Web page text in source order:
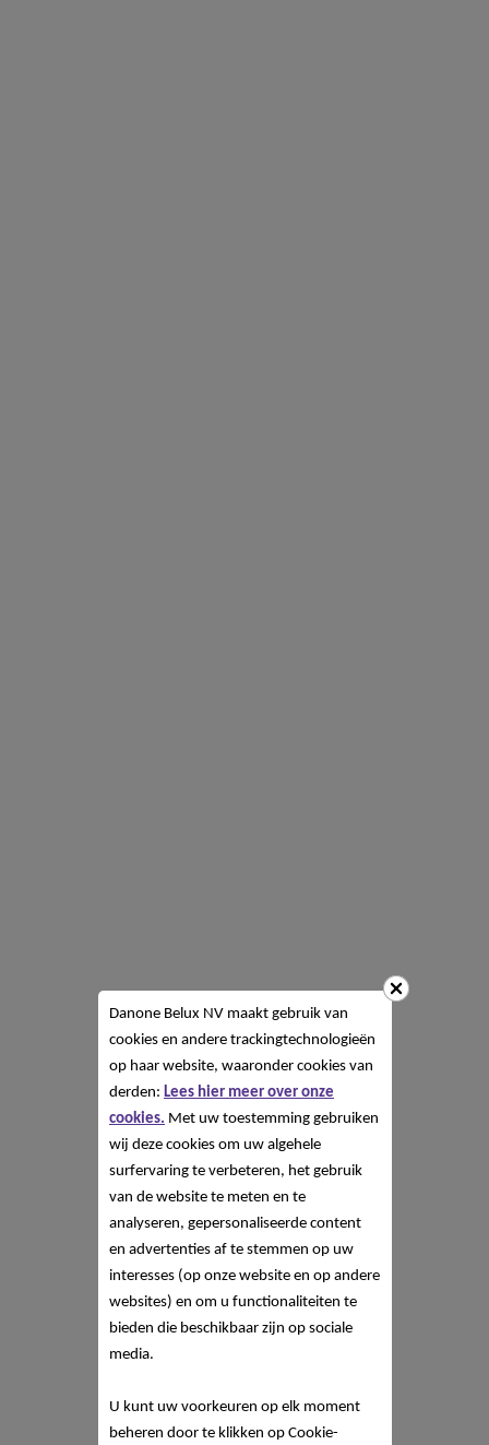
Danone Belux NV maakt gebruik van
cookies en andere trackingtechnologieën
op haar website, waaronder cookies van
derden: Lees hier meer over onze
cookies. Met uw toestemming gebruiken
wij deze cookies om uw algehele
surfervaring te verbeteren, het gebruik
van de website te meten en te
analyseren, gepersonaliseerde content
en advertenties af te stemmen op uw
interesses (op onze website en op andere
websites) en om u functionaliteiten te
bieden die beschikbaar zijn op sociale
media.
U kunt uw voorkeuren op elk moment
beheren door te klikken op Cookie-